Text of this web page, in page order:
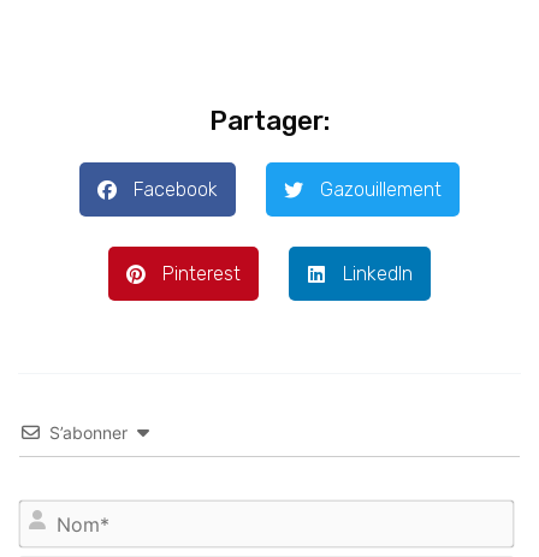
Partager:
Facebook Gazouillement
Pinterest LinkedIn
S’abonner